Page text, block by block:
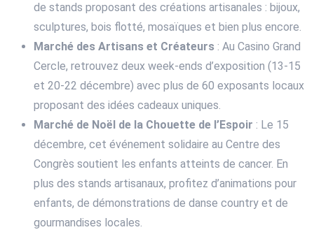
de stands proposant des créations artisanales : bijoux,
sculptures, bois flotté, mosaïques et bien plus encore.
Marché des Artisans et Créateurs : Au Casino Grand
Cercle, retrouvez deux week-ends d’exposition (13-15
et 20-22 décembre) avec plus de 60 exposants locaux
proposant des idées cadeaux uniques.
Marché de Noël de la Chouette de l’Espoir : Le 15
décembre, cet événement solidaire au Centre des
Congrès soutient les enfants atteints de cancer. En
plus des stands artisanaux, profitez d’animations pour
enfants, de démonstrations de danse country et de
gourmandises locales.